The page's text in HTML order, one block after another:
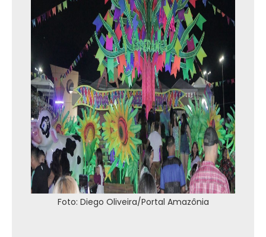
Foto: Diego Oliveira/Portal Amazônia